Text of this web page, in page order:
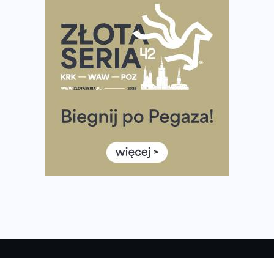
Rozbiegany Olsztyn szykuje się na weekend z
półmaratonem
Już w tę sobotę 35. Bieg Powstania Warszawskiego.
Wystartuje rekordowa liczba uczestników
35. Bieg Powstania Warszawskiego – praktyczny
Ile razy w tygodniu biegać? 3 treningi wystarczą? Jak
często biegać, żeby robić postępy
Już w ten weekend! Przed nami Nocny Portowy Maraton
i Półmaraton Szczeciński. Wszystko, co warto wiedzieć